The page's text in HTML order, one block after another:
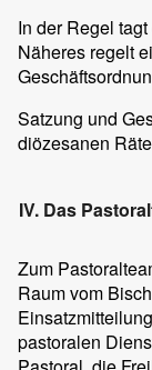
In der Regel
Näheres regelt
Satzung und
diözesanen
IV. Das
Zum
Raum vom
pastoralen